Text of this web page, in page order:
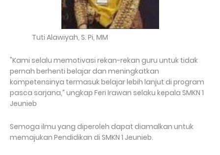
Tuti Alawiyah, S. Pi, MM
"Kami selalu memotivasi rekan-rekan guru untuk tidak
pernah berhenti belajar dan meningkatkan
kompetensinya termasuk belajar lebih lanjut di program
pasca sarjana,” ungkap Feri Irawan selaku kepala SMKN 1
Jeunieb
Semoga ilmu yang diperoleh dapat diamalkan untuk
memajukan Pendidikan di SMKN 1 Jeunieb.